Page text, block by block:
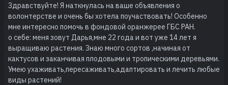
Здравствуйте! Я наткнулась на ваше объявления о
волонтерстве и очень бы хотела поучаствовать! Особенно
мне интересно помочь в фондовой оранжерее ГБС РАН.
о себе: меня зовут Дарья,мне 22 года и вот уже 14 лет я
выращиваю растения. Знаю много сортов ,начиная от
кактусов и заканчивая плодовыми и тропическими деревьями.
Умею ухаживать,пересаживать,адаптировать и лечить любые
виды растений!